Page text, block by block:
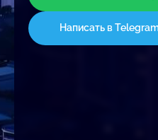
Написать в